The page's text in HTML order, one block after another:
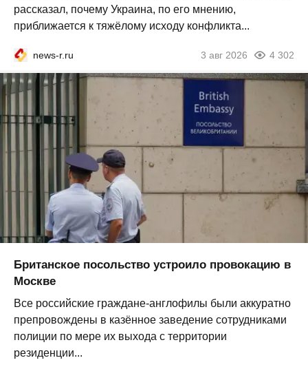
рассказал, почему Украина, по его мнению,
приближается к тяжёлому исходу конфликта...
news-r.ru 3 авг 2026 4 302
Британское посольство устроило провокацию в
Москве
Все российские граждане-англофилы были аккуратно
препровождены в казённое заведение сотрудниками
полиции по мере их выхода с территории
резиденции...